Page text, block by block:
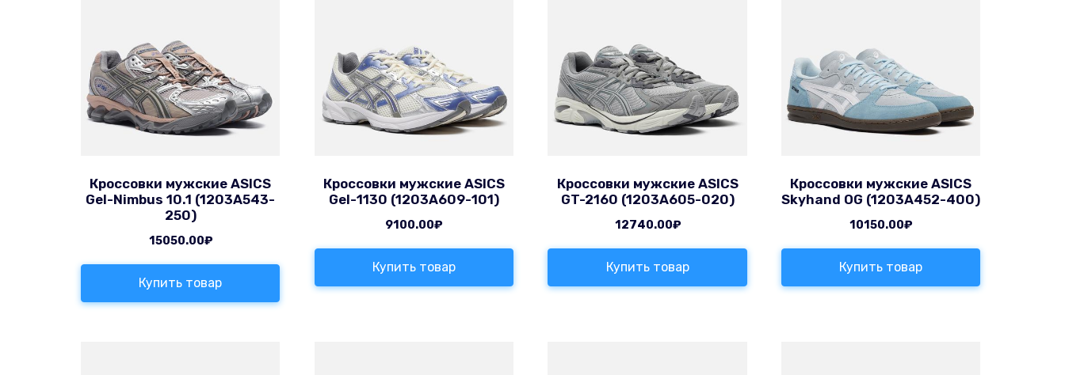
Кроссовки мужские ASICS
Gel-Nimbus 10.1 (1203A543-
250)
15050.00₽
Купить товар
Кроссовки мужские ASICS
Gel-1130 (1203A609-101)
9100.00₽
Купить товар
Кроссовки мужские ASICS
GT-2160 (1203A605-020)
12740.00₽
Купить товар
Кроссовки мужские ASICS
Skyhand OG (1203A452-400)
10150.00₽
Купить товар